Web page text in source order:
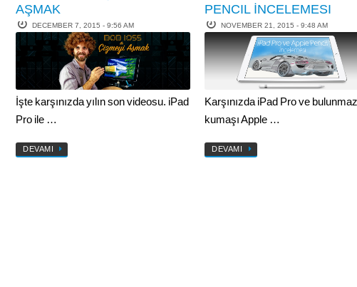
AŞMAK
DECEMBER 7, 2015 - 9:56 AM
İşte karşınızda yılın son videosu. iPad
Pro ile …
DEVAMI
PENCIL İNCELEMESI
NOVEMBER 21, 2015 - 9:48 AM
Karşınızda iPad Pro ve
kumaşı Apple …
DEVAMI